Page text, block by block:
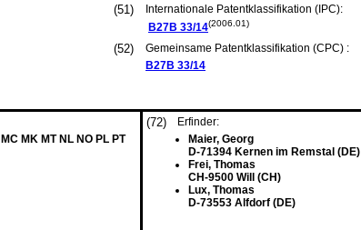
(51)
Internationale Patentklassifikation (IPC):
B27B 33/14(2006.01)
(52)
Gemeinsame Patentklassifikation (CPC) :
B27B 33/14
MK MT NL NO PL PT
(72)
Erfinder:
Maier, Georg
D-71394 Kernen im Remstal (DE)
Frei, Thomas
CH-9500 Will (CH)
Lux, Thomas
D-73553 Alfdorf (DE)